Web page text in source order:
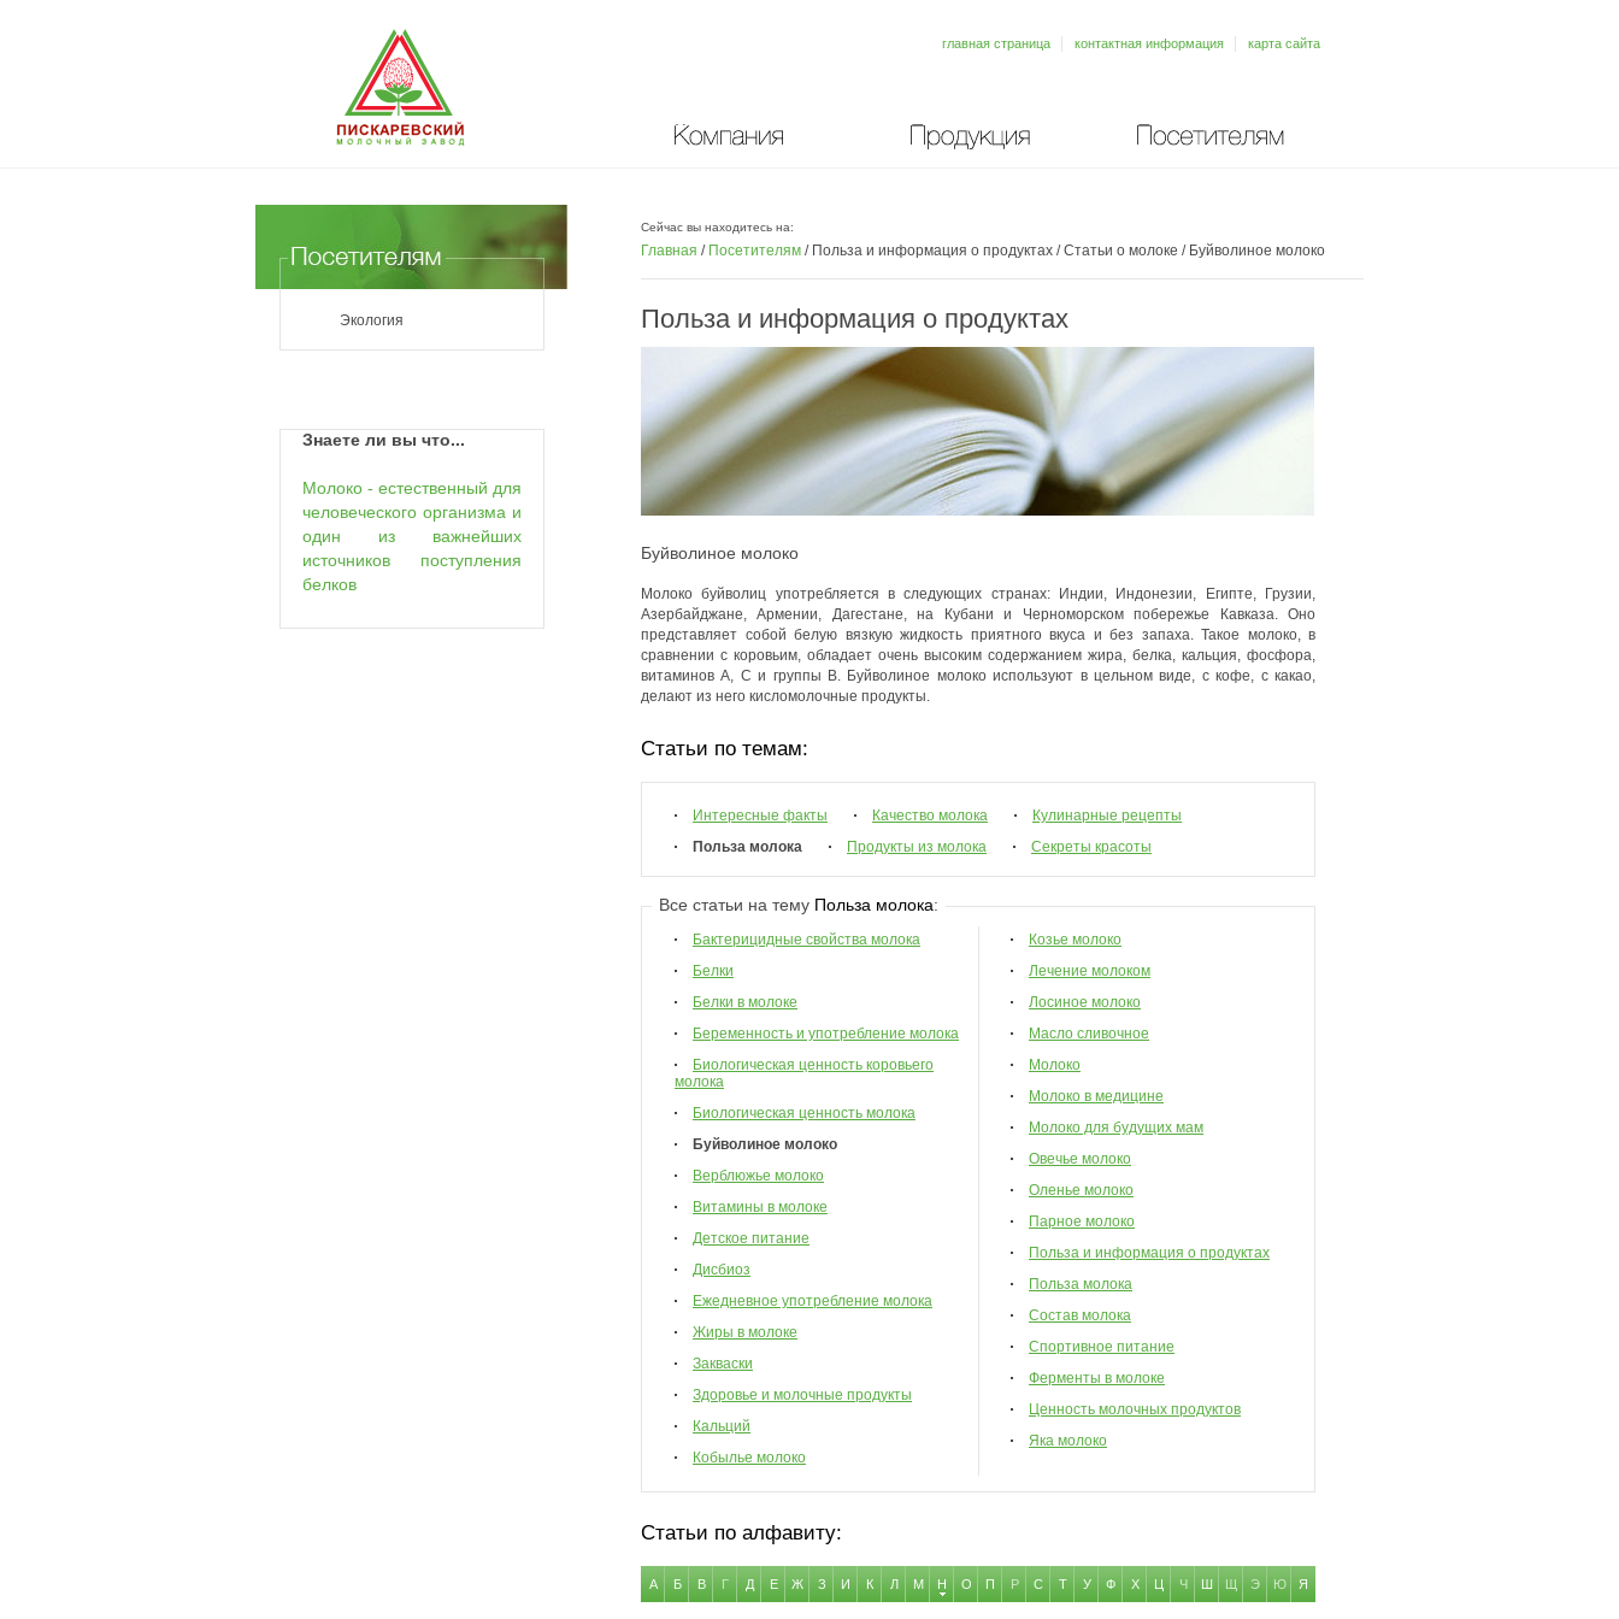
Компания Продукция Посетителям
главная страница контактная информация карта сайта
Экология
Знаете ли вы что...
Молоко - естественный для
человеческого организма и
один из важнейших
источников поступления
белков
Сейчас вы находитесь на:
Главная / Посетителям / Польза и информация о продуктах /Статьи о молоке / Буйволиное молоко
Польза и информация о продуктах
Буйволиное молоко
Молоко буйволиц употребляется в следующих странах: Индии, Индонезии, Египте, Грузии,
Азербайджане, Армении, Дагестане, на Кубани и Черноморском побережье Кавказа. Оно
представляет собой белую вязкую жидкость приятного вкуса и без запаха. Такое молоко, в
сравнении с коровьим, обладает очень высоким содержанием жира, белка, кальция, фосфора,
витаминов А, С и группы В. Буйволиное молоко используют в цельном виде, с кофе, с какао,
делают из него кисломолочные продукты.
Статьи по темам:
Интересные факты Качество молока
Кулинарные рецепты
Польза молока
Продукты из молока Секреты красоты
Все статьи на тему Польза молока:
Бактерицидные свойства молока
Белки
Белки в молоке
Беременность и употребление молока
Биологическая ценность коровьего
молока
Биологическая ценность молока
Буйволиное молоко
Верблюжье молоко
Витамины в молоке
Детское питание
Дисбиоз
Ежедневное употребление молока
Жиры в молоке
Закваски
Здоровье и молочные продукты
Кальций
Кобылье молоко
Козье молоко
Лечение молоком
Лосиное молоко
Масло сливочное
Молоко
Молоко в медицине
Молоко для будущих мам
Овечье молоко
Оленье молоко
Парное молоко
Польза и информация о продуктах
Польза молока
Состав молока
Спортивное питание
Ферменты в молоке
Ценность молочных продуктов
Яка молоко
Статьи по алфавиту:
А Б В Г Д Е Ж З И К Л М Н О П Р С Т У Ф Х Ч Э Ю Я